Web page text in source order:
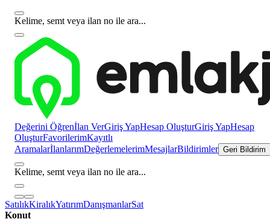
Kelime, semt veya ilan no ile ara...
Değerini Öğrenİlan VerGiriş YapHesap OluşturGiriş YapHesap
OluşturFavorilerimKayıtlı
AramalarİlanlarımDeğerlemelerimMesajlarBildirimler Geri Bildirim
Kelime, semt veya ilan no ile ara...
SatılıkKiralıkYatırımDanışmanlarSat
Konut